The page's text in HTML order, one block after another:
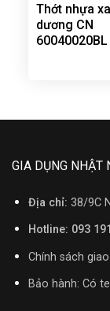
Thớt nhựa
dương CN
60040020BL
GIA DỤNG NHẬT
Địa chỉ: 38/9C
Hotline: 093
Chính sách
Bảo hành: Có